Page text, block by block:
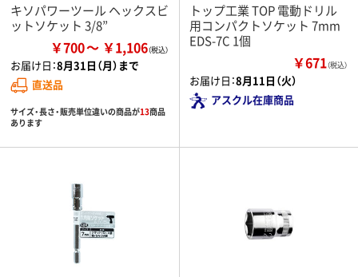
キソパワーツール ヘックスビ
ットソケット 3/8”
￥700 ￥1,106
お届け日：8月31日（月）まで
直送品
サイズ・長さ・販売単位違いの商品が13商品
あります
トップ工業 TOP 電動ドリル
用コンパクトソケット 7mm
EDS-7C 1個
￥671（税込）
お届け日：8月11日（火）
アスクル在庫商品